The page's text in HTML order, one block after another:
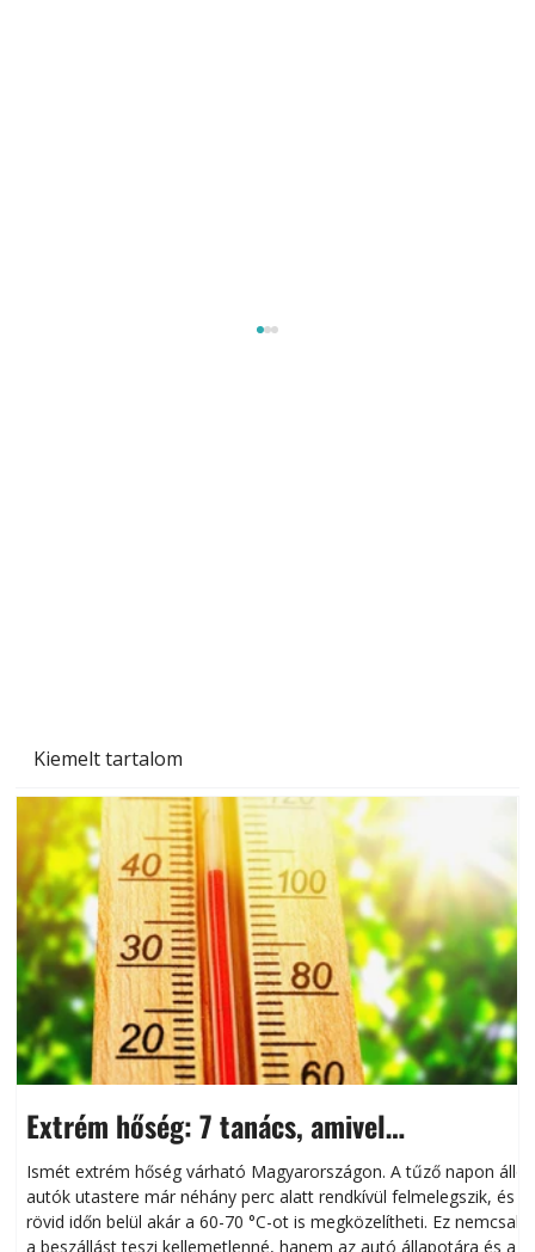
Kiemelt tartalom
Extrém hőség: 7 tanács, amivel
megóvhatjuk autónkat a nyári károktól
Ismét extrém hőség várható Magyarországon. A tűző napon álló
autók utastere már néhány perc alatt rendkívül felmelegszik, és
rövid időn belül akár a 60-70 °C-ot is megközelítheti. Ez nemcsak
a beszállást teszi kellemetlenné, hanem az autó állapotára és a